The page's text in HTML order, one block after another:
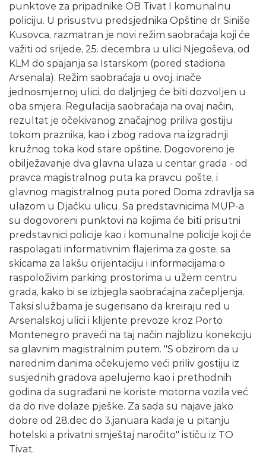
punktove za pripadnike OB Tivat I komunalnu
policiju. U prisustvu predsjednika Opštine dr Siniše
Kusovca, razmatran je novi režim saobraćaja koji će
važiti od srijede, 25. decembra u ulici Njegoševa, od
KLM do spajanja sa Istarskom (pored stadiona
Arsenala). Režim saobraćaja u ovoj, inače
jednosmjernoj ulici, do daljnjeg će biti dozvoljen u
oba smjera. Regulacija saobraćaja na ovaj način,
rezultat je očekivanog značajnog priliva gostiju
tokom praznika, kao i zbog radova na izgradnji
kružnog toka kod stare opštine. Dogovoreno je
obilježavanje dva glavna ulaza u centar grada - od
pravca magistralnog puta ka pravcu pošte, i
glavnog magistralnog puta pored Doma zdravlja sa
ulazom u Djačku ulicu. Sa predstavnicima MUP-a
su dogovoreni punktovi na kojima će biti prisutni
predstavnici policije kao i komunalne policije koji će
raspolagati informativnim flajerima za goste, sa
skicama za lakšu orijentaciju i informacijama o
raspoloživim parking prostorima u užem centru
grada, kako bi se izbjegla saobraćajna začepljenja.
Taksi službama je sugerisano da kreiraju red u
Arsenalskoj ulici i klijente prevoze kroz Porto
Montenegro praveći na taj način najblizu konekciju
sa glavnim magistralnim putem. "S obzirom da u
narednim danima očekujemo veći priliv gostiju iz
susjednih gradova apelujemo kao i prethodnih
godina da sugrađani ne koriste motorna vozila već
da do rive dolaze pješke. Za sada su najave jako
dobre od 28.dec do 3.januara kada je u pitanju
hotelski a privatni smještaj naročito" ističu iz TO
Tivat.